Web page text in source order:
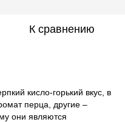
К сравнению
кисло-горький вкус, в
перца, другие –
они являются